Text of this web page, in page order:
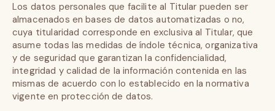
Los datos personales que facilite al Titular pueden ser
almacenados en bases de datos automatizadas o no,
cuya titularidad corresponde en exclusiva al Titular, que
asume todas las medidas de índole técnica, organizativa
y de seguridad que garantizan la confidencialidad,
integridad y calidad de la información contenida en las
mismas de acuerdo con lo establecido en la normativa
vigente en protección de datos.